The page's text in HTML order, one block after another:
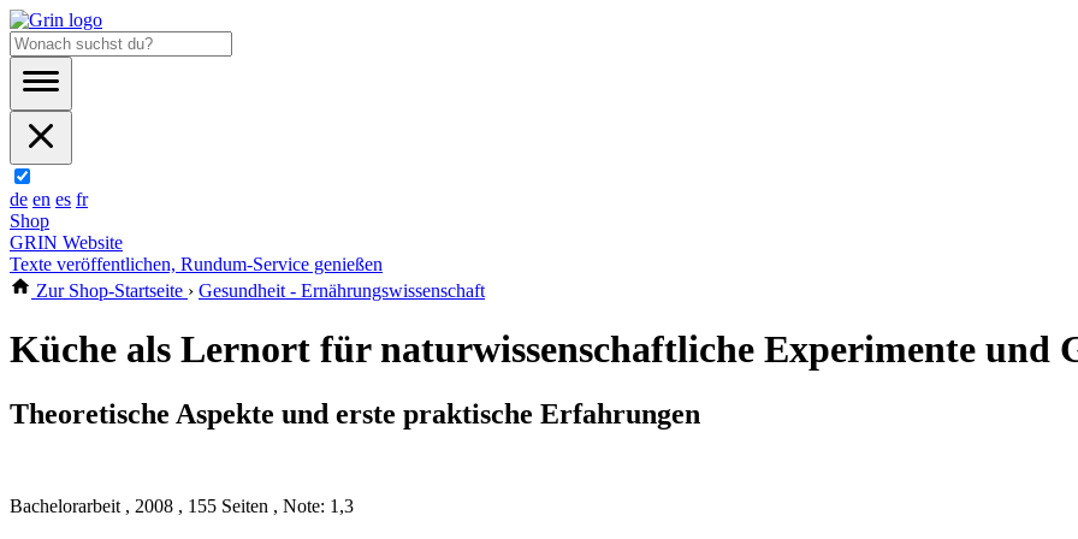
de en es fr
Shop
GRIN Website
Texte veröffentlichen, Rundum-Service genießen
Zur Shop-Startseite › Gesundheit - Ernährungswissenschaft
Küche als Lernort für naturwissenschaftliche Experimente und
Theoretische Aspekte und erste praktische Erfahrungen
Bachelorarbeit , 2008 , 155 Seiten , Note: 1,3